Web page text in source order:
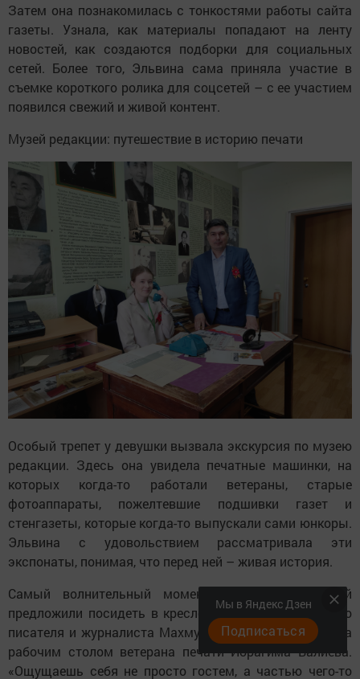
Затем она познакомилась с тонкостями работы сайта
газеты. Узнала, как материалы попадают на ленту
новостей, как создаются подборки для социальных
сетей. Более того, Эльвина сама приняла участие в
съемке короткого ролика для соцсетей – с ее участием
появился свежий и живой контент.
Музей редакции: путешествие в историю печати
Особый трепет у девушки вызвала экскурсия по музею
редакции. Здесь она увидела печатные машинки, на
которых когда-то работали ветераны, старые
фотоаппараты, пожелтевшие подшивки газет и
стенгазеты, которые когда-то выпускали сами юнкоры.
Эльвина с удовольствием рассматривала эти
экспонаты, понимая, что перед ней – живая история.
Самый волнительный момент наступил, когда ей
предложили посидеть в кресле известного татарского
писателя и журналиста Махмута Хасанова, а также за
рабочим столом ветерана печати Ибрагима Валиева.
«Ощущаешь себя не просто гостем, а частью чего-то
Мы в Яндекс Дзен
Подписаться